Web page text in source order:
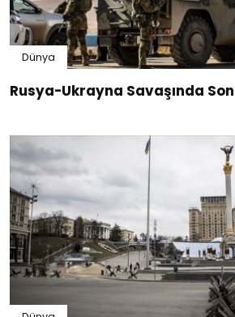
Dünya
Rusya-Ukrayna Savaşında